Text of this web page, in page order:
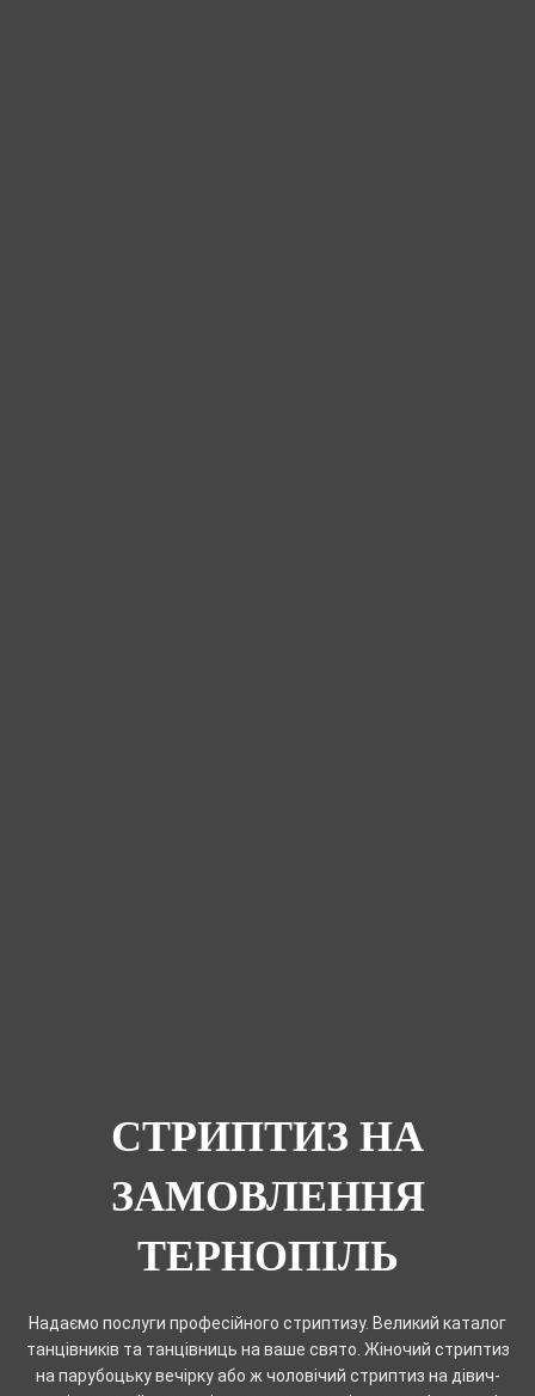
СТРИПТИЗ НА
ЗАМОВЛЕННЯ
ТЕРНОПІЛЬ
Надаємо послуги професійного стриптизу. Великий каталог
танцівників та танцівниць на ваше свято. Жіночий стриптиз
на парубоцьку вечірку або ж чоловічий стриптиз на дівич-